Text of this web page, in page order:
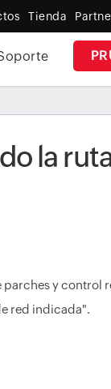
Tienda
la
y control
red indicada".